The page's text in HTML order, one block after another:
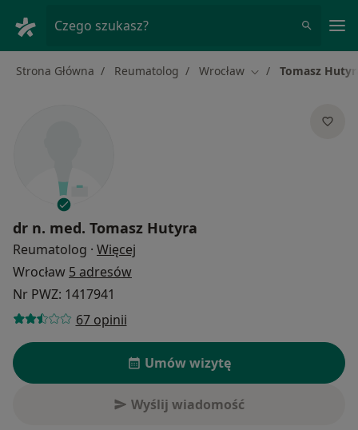
Czego szukasz?
Strona Główna Reumatolog Wrocław Zmień miasto
Tomasz
dr n. med. Tomasz Hutyra
Reumatolog · Więcej
Wrocław 5 adresów
Nr PWZ: 1417941
67 opinii
Umów wizytę
Wyślij wiadomość